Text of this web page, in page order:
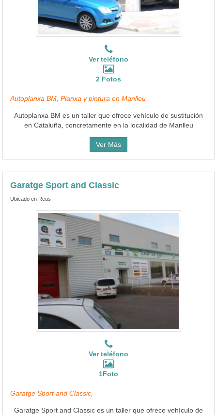
Ver teléfono
2 Fotos
Autoplanxa BM, Planxa y pintura en Manlleu
Autoplanxa BM es un taller que ofrece vehículo de sustitución
en Cataluña, concretamente en la localidad de Manlleu
Ver Más
Garatge Sport and Classic
Ubicado en Reus
Ver teléfono
1Foto
Garatge Sport and Classic,
Garatge Sport and Classic es un taller que ofrece vehículo de